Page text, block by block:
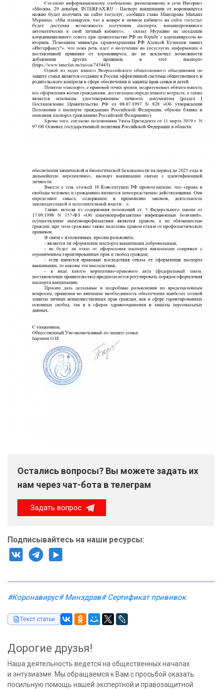
Остались вопросы? Вы можете задать их
нам через чат-бота в телеграм
Задать вопрос
Подписывайтесь на наши ресурсы:
#Коронавирус# Минздрав# Сертификат прививок
Текст статьи
Дорогие друзья!
Наша деятельность ведется на общественных началах
и энтузиазме. Мы обращаемся к Вам с просьбой оказать
посильную помощь нашей экспертной и правозащитной